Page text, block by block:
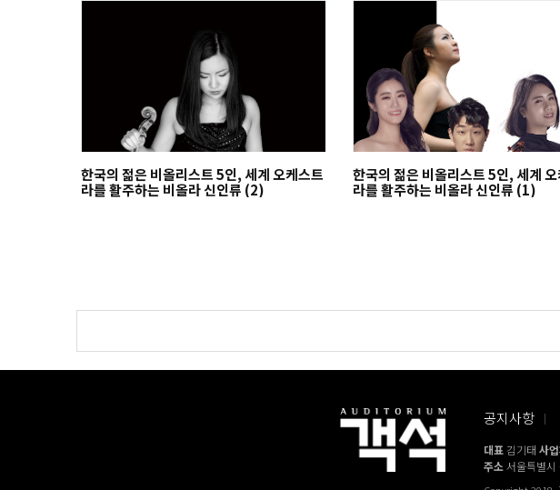
한국의 젊은 비올리스트 5인, 세계 오케스트
라를 활주하는 비올라 신인류 (2)
한국의 젊은 비올리스트 5인, 세계
라를 활주하는 비올라 신인류 (1)
공지사항
대표김기태 사
주소서울특별시